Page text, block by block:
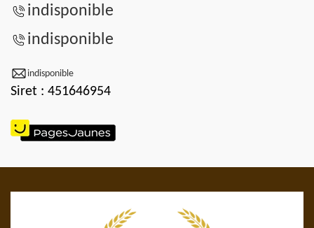
indisponible
indisponible
indisponible
Siret : 451646954